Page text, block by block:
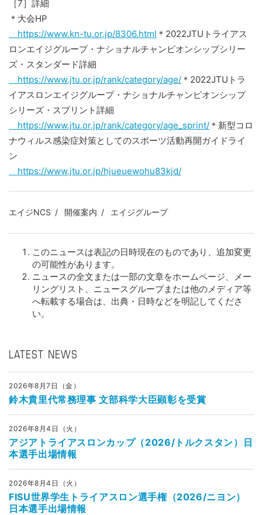
［7］詳細
＊大会HP
https://www.kn-tu.or.jp/8306.html ＊2022JTUトライアス
ロンエイジグループ・ナショナルチャンピオンシップシリー
ズ・スタンダード詳細
https://www.jtu.or.jp/rank/category/age/ ＊2022JTUトラ
イアスロンエイジグループ・ナショナルチャンピオンシップ
シリーズ・スプリント詳細
https://www.jtu.or.jp/rank/category/age_sprint/ ＊新型コロ
ナウィルス感染症対策としてのスポーツ活動再開ガイドライ
ン
https://www.jtu.or.jp/hjueuewohu83kjd/
エイジNCS 開催案内 エイジグループ
このニュースは表記の日時現在のものであり、追加変更
の可能性があります。
ニュースの全文または一部の文章をホームページ、メー
リングリスト、ニュースグループまたは他のメディア等
へ転載する場合は、出典・日時などを明記してくださ
い。
LATEST NEWS
2026年8月7日（金）
鈴木貴里代常務理事 文部科学大臣顕彰を受賞
2026年8月4日（火）
アジアトライアスロンカップ（2026/トルクスタン）日
本選手出場情報
2026年8月4日（火）
FISU世界学生トライアスロン選手権（2026/ニヨン）
日本選手出場情報